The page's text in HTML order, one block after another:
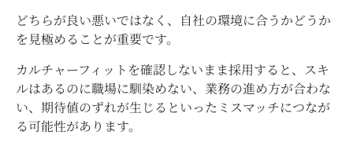
どちらが良い悪いではなく、自社の環境に合うかどうか
を見極めることが重要です。
カルチャーフィットを確認しないまま採用すると、スキ
ルはあるのに職場に馴染めない、業務の進め方が合わな
い、期待値のずれが生じるといったミスマッチにつなが
る可能性があります。